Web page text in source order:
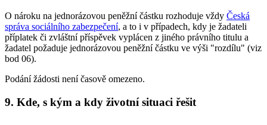
O nároku na jednorázovou peněžní částku rozhoduje vždy Česká
správa sociálního zabezpečení, a to i v případech, kdy je žadateli
příplatek či zvláštní příspěvek vyplácen z jiného právního titulu a
žadatel požaduje jednorázovou peněžní částku ve výši "rozdílu" (viz
bod 06).
Podání žádosti není časově omezeno.
9. Kde, s kým a kdy životní situaci řešit